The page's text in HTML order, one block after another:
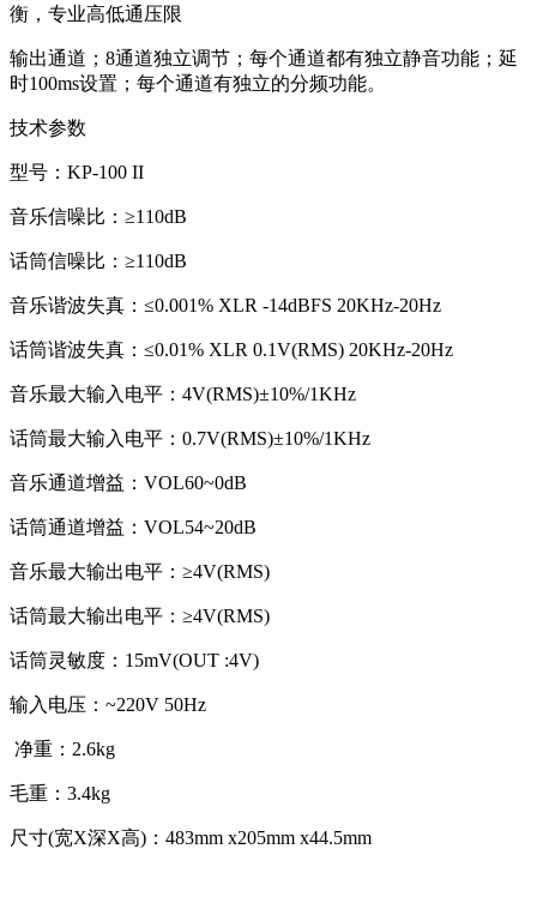
衡，专业高低通压限
输出通道；8通道独立调节；每个通道都有独立静音功能；延
时100ms设置；每个通道有独立的分频功能。
技术参数
型号：KP-100 II
音乐信噪比：≥110dB
话筒信噪比：≥110dB
音乐谐波失真：≤0.001% XLR -14dBFS 20KHz-20Hz
话筒谐波失真：≤0.01% XLR 0.1V(RMS) 20KHz-20Hz
音乐最大输入电平：4V(RMS)±10%/1KHz
话筒最大输入电平：0.7V(RMS)±10%/1KHz
音乐通道增益：VOL60~0dB
话筒通道增益：VOL54~20dB
音乐最大输出电平：≥4V(RMS)
话筒最大输出电平：≥4V(RMS)
话筒灵敏度：15mV(OUT :4V)
输入电压：~220V 50Hz
净重：2.6kg
毛重：3.4kg
尺寸(宽X深X高)：483mm x205mm x44.5mm